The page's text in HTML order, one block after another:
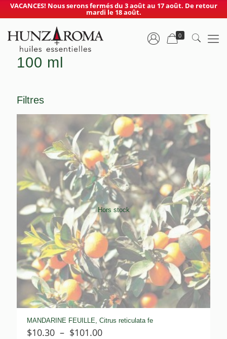
VACANCES! Nous serons fermés du 3 août au 17 août. De retour
mardi le 18 août.
0
100 ml
Filtres
Hors stock
MANDARINE FEUILLE, Citrus reticulata fe
$10.30 – $101.00Plage